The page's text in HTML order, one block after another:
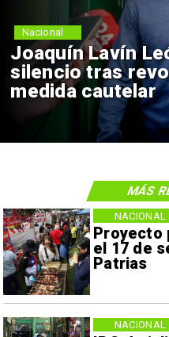
Joaquín Lavín
silencio tras
medida cautelar
Nacional
Proyecto
el 17 de
Patrias
NACIONAL
NACIONAL
MÁS